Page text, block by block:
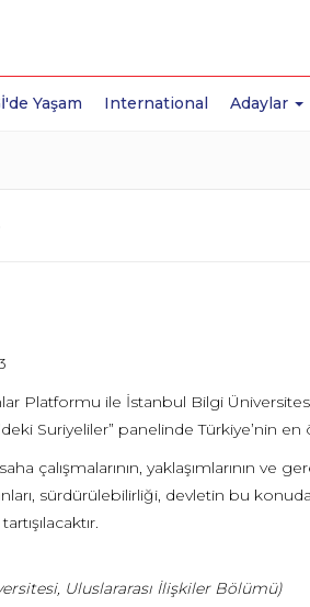
Yaşam International Adaylar
Platformu ile İstanbul Bilgi
Suriyeliler” panelinde Türkiye’nin
çalışmalarının, yaklaşımlarının ve
sürdürülebilirliği, devletin bu
Uluslararası İlişkiler Bölümü)